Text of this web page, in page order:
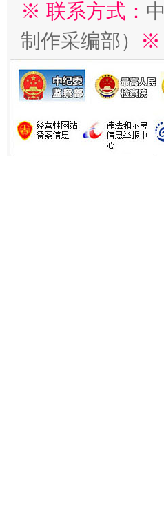
※ 联系方式：
制作采编部）
※